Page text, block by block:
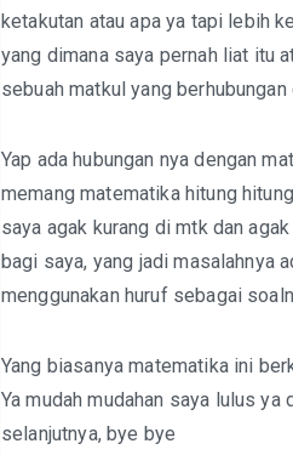
ketakutan atau apa ya tapi lebih
yang dimana saya pernah liat itu
sebuah matkul yang
Yap ada hubungan nya dengan
memang matematika hitung
saya agak kurang di mtk dan
bagi saya, yang jadi masalahnya
menggunakan huruf sebagai
Yang biasanya matematika ini
Ya mudah mudahan saya lulus
selanjutnya, bye bye